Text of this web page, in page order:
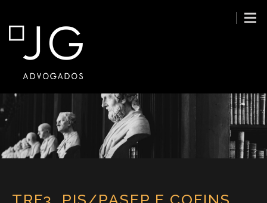
TRF3. PIS/PASEP E COFINS.